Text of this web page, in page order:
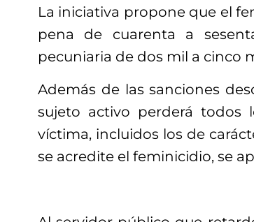
La iniciativa propone que el
pena de cuarenta a
pecuniaria de dos mil a cinco
Además de las sanciones
sujeto activo perderá todos
víctima, incluidos los de
se acredite el feminicidio, se